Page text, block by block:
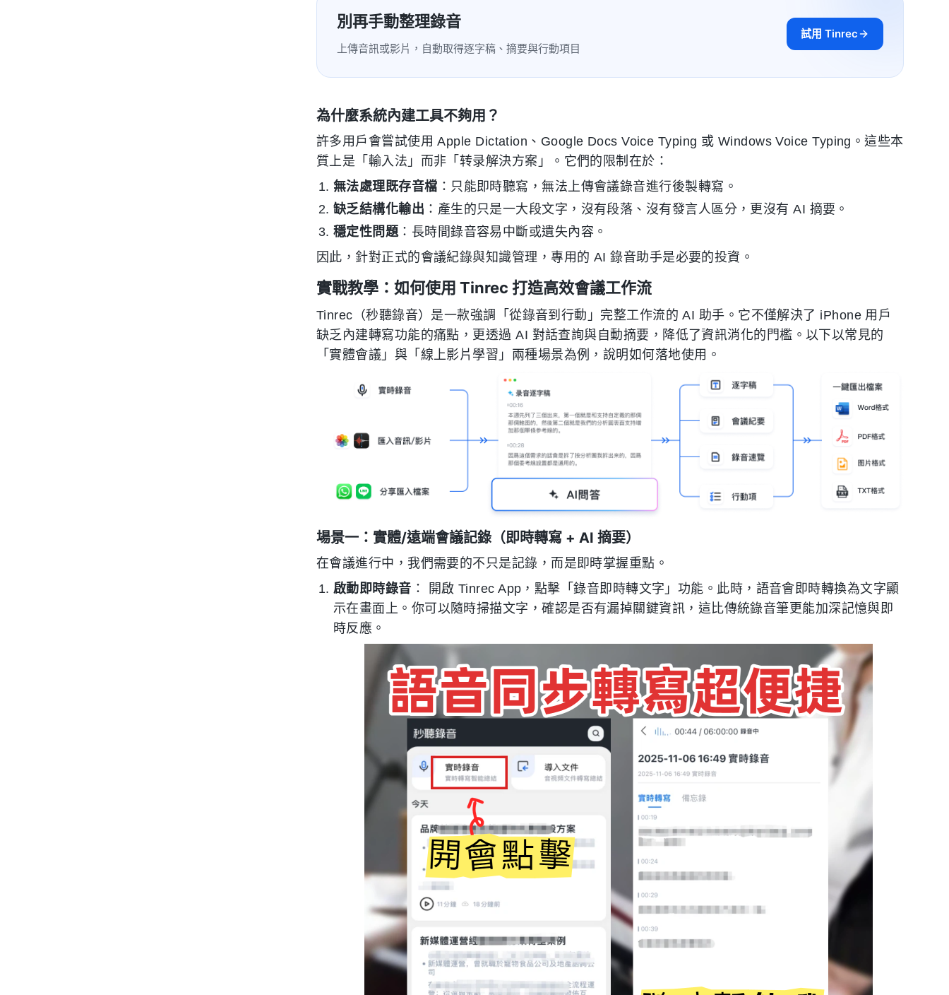
別再手動整理錄音
上傳音訊或影片，自動取得逐字稿、摘要與行動項目
試用 Tinrec
為什麼系統內建工具不夠用？
許多用戶會嘗試使用 Apple Dictation、Google Docs Voice Typing 或 Windows Voice Typing。這些本
質上是「輸入法」而非「转录解決方案」。它們的限制在於：
無法處理既存音檔 ：只能即時聽寫，無法上傳會議錄音進行後製轉寫。
缺乏結構化輸出 ：產生的只是一大段文字，沒有段落、沒有發言人區分，更沒有 AI 摘要。
穩定性問題：長時間錄音容易中斷或遺失內容。
因此，針對正式的會議紀錄與知識管理，專用的 AI 錄音助手是必要的投資。
實戰教學：如何使用 Tinrec 打造高效會議工作流
Tinrec（秒聽錄音）是一款強調「從錄音到行動」完整工作流的 AI 助手。它不僅解決了 iPhone 用戶
缺乏內建轉寫功能的痛點，更透過 AI 對話查詢與自動摘要，降低了資訊消化的門檻。以下以常見的
「實體會議」與「線上影片學習」兩種場景為例，說明如何落地使用。
場景一：實體/遠端會議記錄（即時轉寫 + AI 摘要）
在會議進行中，我們需要的不只是記錄，而是即時掌握重點。
啟動即時錄音 ： 開啟 Tinrec App，點擊「錄音即時轉文字」功能。此時，語音會即時轉換為文字顯
示在畫面上。你可以隨時掃描文字，確認是否有漏掉關鍵資訊，這比傳統錄音筆更能加深記憶與即
時反應。